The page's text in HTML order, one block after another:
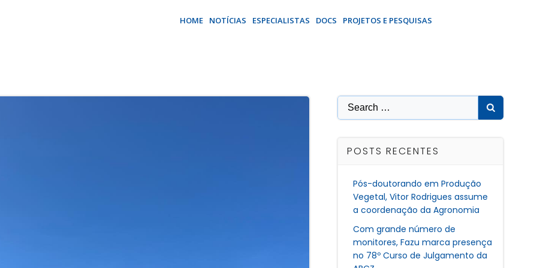
HOME NOTÍCIAS ESPECIALISTAS DOCS PROJETOS E PESQUISAS
Search
for:
POSTS RECENTES
Pós-doutorando em Produção
Vegetal, Vitor Rodrigues assume
a coordenação da Agronomia
Com grande número de
monitores, Fazu marca presença
no 78º Curso de Julgamento da